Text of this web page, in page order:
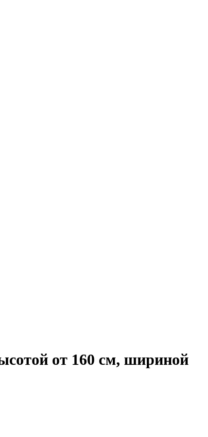
от 160 см, шириной